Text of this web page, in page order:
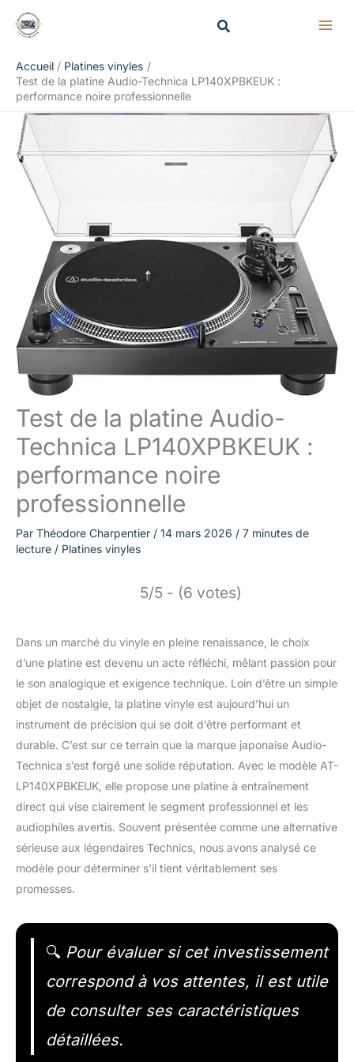
Accueil
Platines vinyles
Test de la platine Audio-Technica LP140XPBKEUK :
performance noire professionnelle
Test de la platine Audio-
Technica LP140XPBKEUK :
performance noire
professionnelle
Par Théodore Charpentier / 14 mars 2026 / 7 minutes de
lecture / Platines vinyles
5/5 - (6 votes)
Dans un marché du vinyle en pleine renaissance, le choix
d’une platine est devenu un acte réfléchi, mêlant passion pour
le son analogique et exigence technique. Loin d’être un simple
objet de nostalgie, la platine vinyle est aujourd’hui un
instrument de précision qui se doit d’être performant et
durable. C’est sur ce terrain que la marque japonaise Audio-
Technica s’est forgé une solide réputation. Avec le modèle AT-
LP140XPBKEUK, elle propose une platine à entraînement
direct qui vise clairement le segment professionnel et les
audiophiles avertis. Souvent présentée comme une alternative
sérieuse aux légendaires Technics, nous avons analysé ce
modèle pour déterminer s’il tient véritablement ses
promesses.
🔍 Pour évaluer si cet investissement
correspond à vos attentes, il est utile
de consulter ses caractéristiques
détaillées.
Rechercher